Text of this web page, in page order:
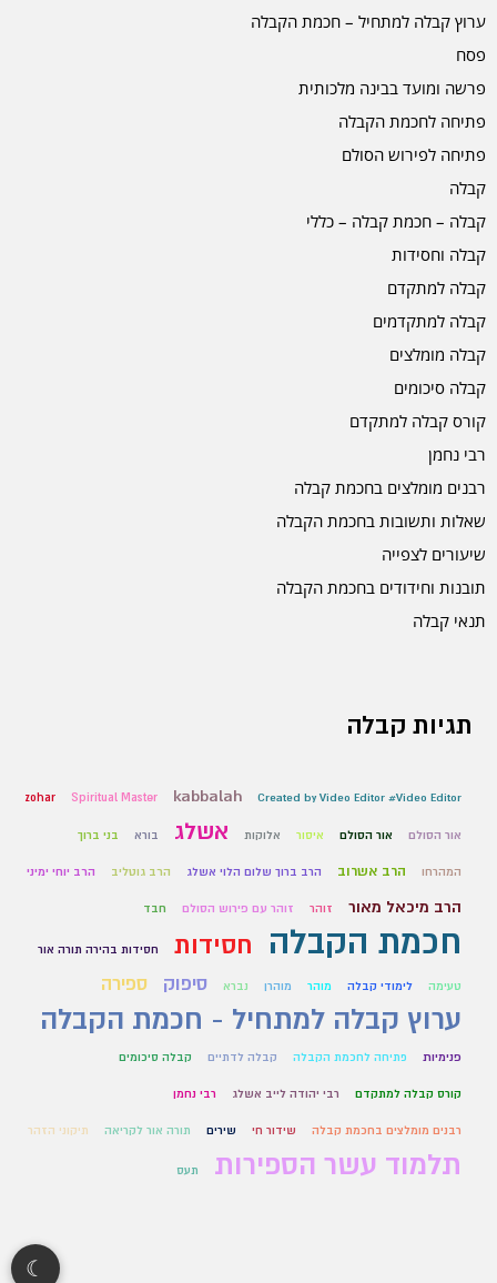
ערוץ קבלה למתחיל – חכמת הקבלה
פסח
פרשה ומועד בבינה מלכותית
פתיחה לחכמת הקבלה
פתיחה לפירוש הסולם
קבלה
קבלה – חכמת קבלה – כללי
קבלה וחסידות
קבלה למתקדם
קבלה למתקדמים
קבלה מומלצים
קבלה סיכומים
קורס קבלה למתקדם
רבי נחמן
רבנים מומלצים בחכמת קבלה
שאלות ותשובות בחכמת הקבלה
שיעורים לצפייה
תובנות וחידודים בחכמת הקבלה
תנאי קבלה
תגיות קבלה
Created by Video Editor #Video Editor
kabbalah
Spiritual Master
zohar
אור הסולם אור הסולם איסור אלוקות אשלג בורא בני ברוך
המהרחו הרב אשרוב הרב ברוך שלום הלוי אשלג הרב גוטליב הרב יוחי ימיני
הרב מיכאל מאור זוהר זוהר עם פירוש הסולם חבד
חכמת הקבלה חסידות חסידות בהירה תורה אור
טעימה לימודי קבלה מוהר מוהרן נברא סיפוק ספירה
ערוץ קבלה למתחיל - חכמת הקבלה
פנימיות פתיחה לחכמת הקבלה קבלה לדתיים קבלה סיכומים
קורס קבלה למתקדם רבי יהודה לייב אשלג רבי נחמן
רבנים מומלצים בחכמת קבלה שידור חי שירים תורה אור לקריאה תיקוני הזהר
תלמוד עשר הספירות תעס
☾